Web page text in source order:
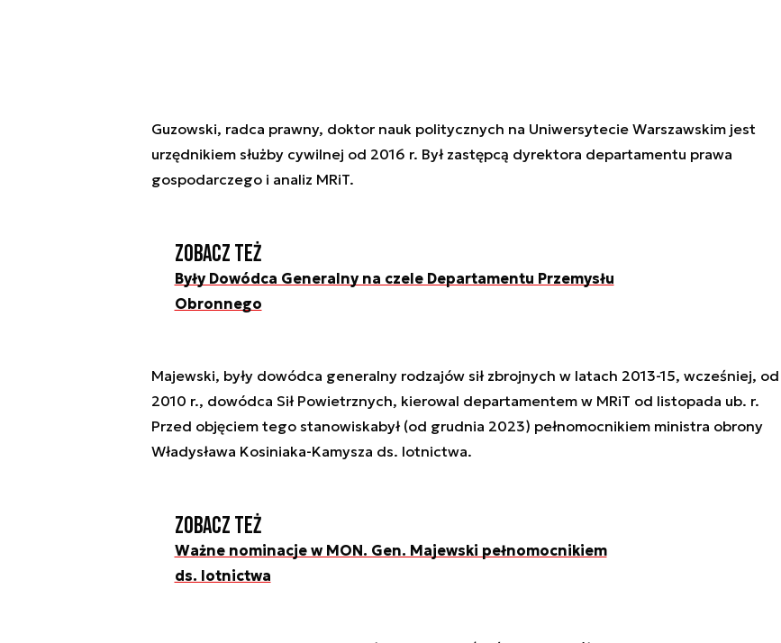
Guzowski, radca prawny, doktor nauk politycznych na Uniwersytecie Warszawskim jest
urzędnikiem służby cywilnej od 2016 r. Był zastępcą dyrektora departamentu prawa
gospodarczego i analiz MRiT.
Zobacz też
Były Dowódca Generalny na czele Departamentu Przemysłu
Obronnego
Majewski, były dowódca generalny rodzajów sił zbrojnych w latach 2013-15, wcześniej, od
2010 r., dowódca Sił Powietrznych, kierowal departamentem w MRiT od listopada ub. r.
Przed objęciem tego stanowiskabył (od grudnia 2023) pełnomocnikiem ministra obrony
Władysława Kosiniaka-Kamysza ds. lotnictwa.
Zobacz też
Ważne nominacje w MON. Gen. Majewski pełnomocnikiem
ds. lotnictwa